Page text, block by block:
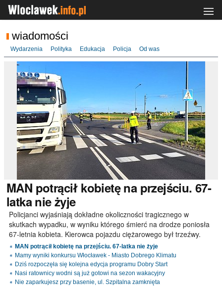
wiadomości
Wydarzenia Polityka Edukacja Policja Od was
MAN potrącił kobietę na przejściu. 67-
latka nie żyje
Policjanci wyjaśniają dokładne okoliczności tragicznego w
skutkach wypadku, w wyniku którego śmierć na drodze poniosła
67-letnia kobieta. Kierowca pojazdu ciężarowego był trzeźwy.
MAN potrącił kobietę na przejściu. 67-latka nie żyje
Mamy wyniki konkursu Włocławek - Miasto Dobrego Klimatu
Dziś rozpoczęła się kolejna edycja programu Dobry Start
Nasi ratownicy wodni są już gotowi na sezon wakacyjny
Nie zaparkujesz przy basenie, ul. Szpitalna zamknięta